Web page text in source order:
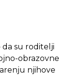
su roditelji
obrazovne
njihove